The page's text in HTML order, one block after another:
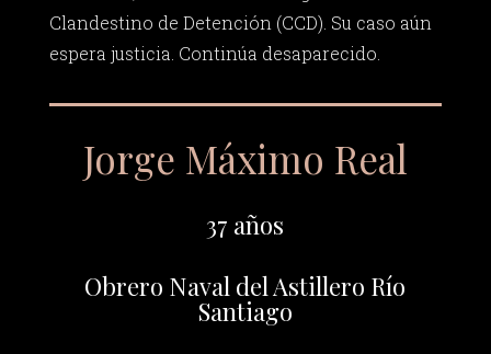
Clandestino de Detención (CCD). Su caso aún
espera justicia. Continúa desaparecido.
Jorge Máximo Real
37 años
Obrero Naval del Astillero Río
Santiago